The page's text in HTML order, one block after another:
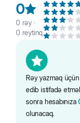
0
0 rəy ·
0 reytinq
Rəy yazmaq
edib istifadə
sonra hesabınıza
olunacaq.